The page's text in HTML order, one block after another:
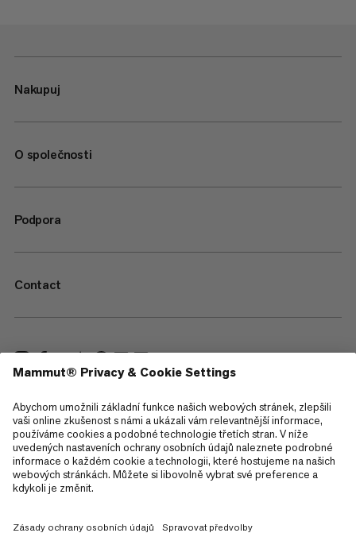
Nakupuj
O společnosti
Podpora
Contact
—
Sitemap
Cookies
Právní upozornění